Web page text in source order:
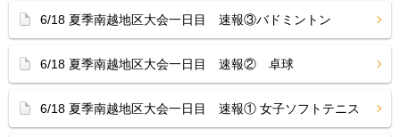
6/18 夏季南越地区大会一日目 速報③バドミントン
6/18 夏季南越地区大会一日目 速報② 卓球
6/18 夏季南越地区大会一日目 速報① 女子ソフトテニス